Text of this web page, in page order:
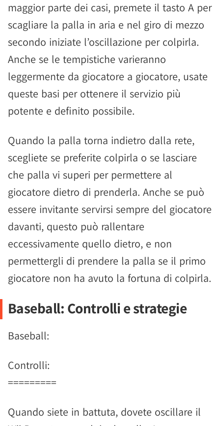
maggior parte dei casi, premete il tasto A per
scagliare la palla in aria e nel giro di mezzo
secondo iniziate l’oscillazione per colpirla.
Anche se le tempistiche varieranno
leggermente da giocatore a giocatore, usate
queste basi per ottenere il servizio più
potente e definito possibile.
Quando la palla torna indietro dalla rete,
scegliete se preferite colpirla o se lasciare
che palla vi superi per permettere al
giocatore dietro di prenderla. Anche se può
essere invitante servirsi sempre del giocatore
davanti, questo può rallentare
eccessivamente quello dietro, e non
permettergli di prendere la palla se il primo
giocatore non ha avuto la fortuna di colpirla.
Baseball: Controlli e strategie
Baseball:
Controlli:
=========
Quando siete in battuta, dovete oscillare il